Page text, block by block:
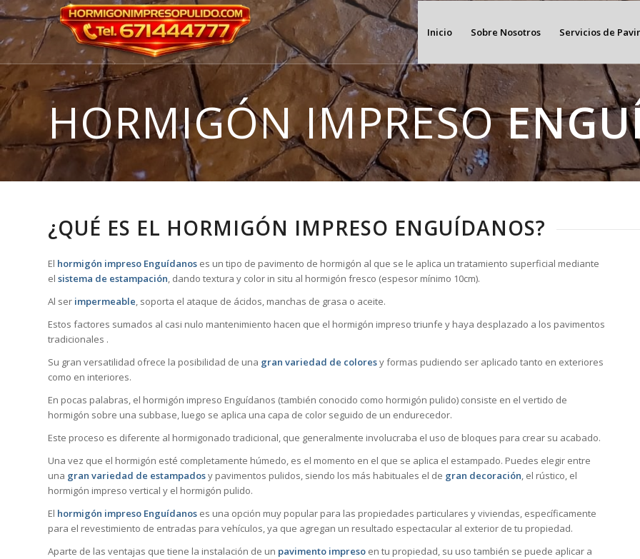
Inicio Sobre Nosotros Servicios de
HORMIGÓN IMPRESO
¿QUÉ ES EL HORMIGÓN IMPRESO ENGUÍDANOS?
El hormigón impreso Enguídanos es un tipo de pavimento de hormigón al que se le aplica un tratamiento superficial mediante
el sistema de estampación, dando textura y color in situ al hormigón fresco (espesor mínimo 10cm).
Al ser impermeable, soporta el ataque de ácidos, manchas de grasa o aceite.
Estos factores sumados al casi nulo mantenimiento hacen que el hormigón impreso triunfe y haya desplazado a los pavimentos
tradicionales .
Su gran versatilidad ofrece la posibilidad de una gran variedad de coloresy formas pudiendo ser aplicado tanto en exteriores
como en interiores.
En pocas palabras, el hormigón impreso Enguídanos (también conocido como hormigón pulido) consiste en el vertido de
hormigón sobre una subbase, luego se aplica una capa de color seguido de un endurecedor.
Este proceso es diferente al hormigonado tradicional, que generalmente involucraba el uso de bloques para crear su acabado.
Una vez que el hormigón esté completamente húmedo, es el momento en el que se aplica el estampado. Puedes elegir entre
una gran variedad de estampadosy pavimentos pulidos, siendo los más habituales el de gran decoración, el rústico, el
hormigón impreso vertical y el hormigón pulido.
El hormigón impreso Enguídanos es una opción muy popular para las propiedades particulares y viviendas, específicamente
para el revestimiento de entradas para vehículos, ya que agregan un resultado espectacular al exterior de tu propiedad.
Aparte de las ventajas que tiene la instalación de un pavimento impreso en tu propiedad, su uso también se puede aplicar a